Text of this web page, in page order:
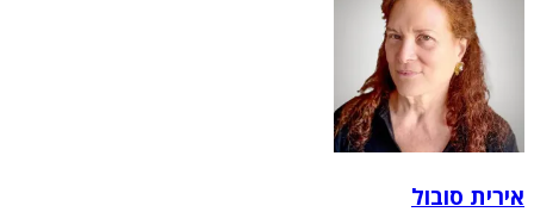
אירית סובול